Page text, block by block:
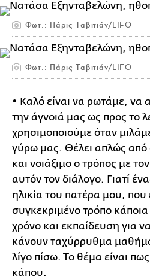
Φωτ.: Πάρις Ταβιτιάν/LIFO
Φωτ.: Πάρις Ταβιτιάν/LIFO
• Καλό είναι να ρωτάμε, να
την άγνοιά μας ως προς το
χρησιμοποιούμε όταν
γύρω μας. Θέλει απλώς από
και νοιάξιμο ο τρόπος με
αυτόν τον διάλογο. Γιατί
ηλικία του πατέρα μου, που
συγκεκριμένο τρόπο
χρόνο και εκπαίδευση για
κάνουν ταχύρρυθμα
λίγο πίσω. Το θέμα είναι
κάπου.